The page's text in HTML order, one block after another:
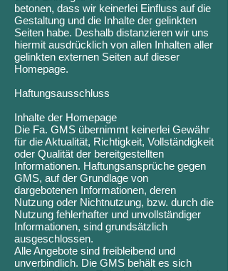
betonen, dass wir keinerlei Einfluss auf die
Gestaltung und die Inhalte der gelinkten
Seiten habe. Deshalb distanzieren wir uns
hiermit ausdrücklich von allen Inhalten aller
gelinkten externen Seiten auf dieser
Homepage.
Haftungsausschluss
Inhalte der Homepage
Die Fa. GMS übernimmt keinerlei Gewähr
für die Aktualität, Richtigkeit, Vollständigkeit
oder Qualität der bereitgestellten
Informationen. Haftungsansprüche gegen
GMS, auf der Grundlage von
dargebotenen Informationen, deren
Nutzung oder Nichtnutzung, bzw. durch die
Nutzung fehlerhafter und unvollständiger
Informationen, sind grundsätzlich
ausgeschlossen.
Alle Angebote sind freibleibend und
unverbindlich. Die GMS behält es sich